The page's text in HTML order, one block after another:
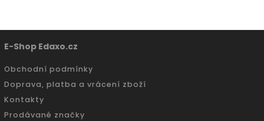
E-Shop Edaxo.cz
Obchodní podmínky
Doprava, platba a vrácení zboží
Kontakty
Prodávané značky